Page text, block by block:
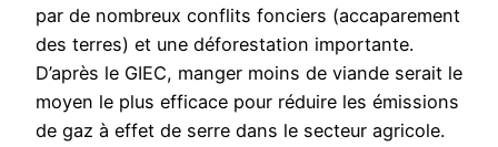
par de nombreux conflits fonciers (accaparement
des terres) et une déforestation importante.
D’après le GIEC, manger moins de viande serait le
moyen le plus efficace pour réduire les émissions
de gaz à effet de serre dans le secteur agricole.